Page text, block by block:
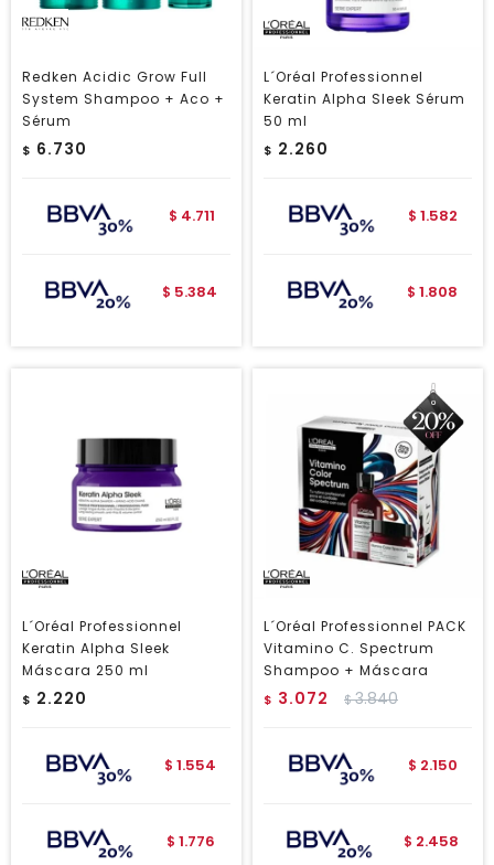
Redken Acidic Grow Full
System Shampoo + Aco +
Sérum
$ 6.730
$ 4.711
$ 5.384
L´Oréal Professionnel
Keratin Alpha Sleek Sérum
50 ml
$ 2.260
$ 1.582
$ 1.808
L´Oréal Professionnel
Keratin Alpha Sleek
Máscara 250 ml
$ 2.220
$ 1.554
$ 1.776
L´Oréal Professionnel PACK
Vitamino C. Spectrum
Shampoo + Máscara
$ 3.072 $3.840
$ 2.150
$ 2.458